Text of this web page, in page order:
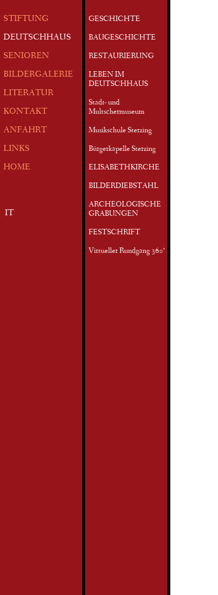
STIFTUNG
DEUTSCHHAUS
SENIOREN
BILDERGALERIE
LITERATUR
KONTAKT
ANFAHRT
LINKS
HOME
IT
GESCHICHTE
BAUGESCHICHTE
RESTAURIERUNG
LEBEN IM
DEUTSCHHAUS
Stadt- und
Multschermuseum
Musikschule Sterzing
Bürgerkapelle Sterzing
ELISABETHKIRCHE
BILDERDIEBSTAHL
ARCHEOLOGISCHE
GRABUNGEN
FESTSCHRIFT
Virtueller Rundgang 360°